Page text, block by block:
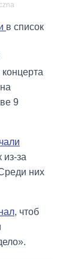
в список
9
из-за
них
, чтоб